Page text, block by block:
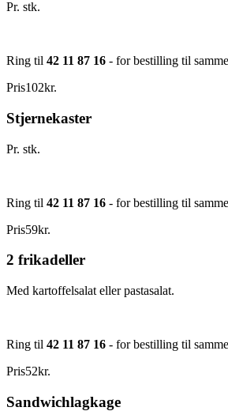
Pr. stk.
Ring til 42 11 87 16 - for bestilling til
Pris102kr.
Stjernekaster
Pr. stk.
Ring til 42 11 87 16 - for bestilling til
Pris59kr.
2 frikadeller
Med kartoffelsalat eller pastasalat.
Ring til 42 11 87 16 - for bestilling til
Pris52kr.
Sandwichlagkage